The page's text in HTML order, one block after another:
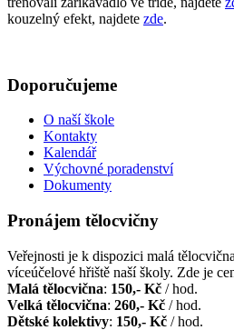
kouzelný efekt, najdete zde.
Doporučujeme
O naší škole
Kontakty
Kalendář
Výchovné poradenství
Dokumenty
Pronájem tělocvičny
Veřejnosti je k dispozici malá
víceúčelové hřiště naší školy. Zde je
Malá tělocvična: 150,- Kč / hod.
Velká tělocvična: 260,- Kč / hod.
Dětské kolektivy: 150,- Kč / hod.